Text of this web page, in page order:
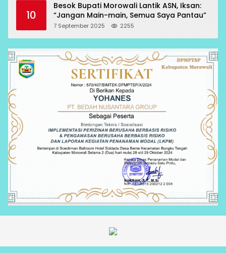
10
Besok Bupati Morowali Lantik ASN, Iksan:
“Jangan Main-main, Semua Saya Pantau”
7 September 2025 2255